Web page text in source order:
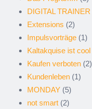
DIGITAL TRAINER
Extensions (2)
Impulsvorträge (1)
Kaltakquise ist cool
Kaufen verboten (2)
Kundenleben (1)
MONDAY (5)
not smart (2)